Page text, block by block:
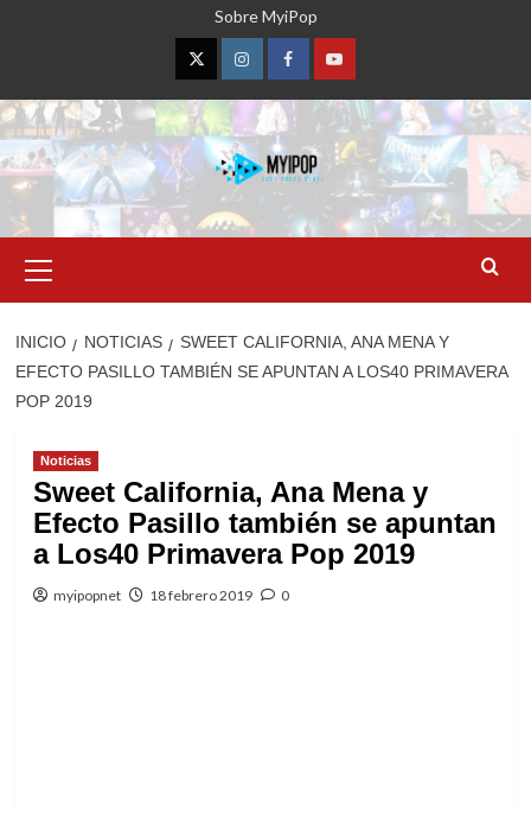
Sobre MyiPop
TwitterInstagramFacebookYouTube
primario
INICIO NOTICIAS
SWEET CALIFORNIA, ANA MENA Y
EFECTO PASILLO TAMBIÉN SE APUNTAN A LOS40 PRIMAVERA
POP 2019
Noticias
Sweet California, Ana Mena y
Efecto Pasillo también se apuntan
a Los40 Primavera Pop 2019
myipopnet 18 febrero 2019 0